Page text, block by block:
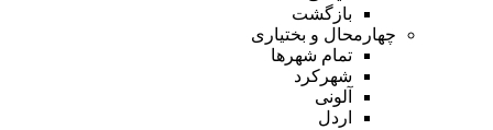
بازگشت
چهارمحال و بختیاری
تمام شهر‌ها
شهرکرد
آلونی
اردل